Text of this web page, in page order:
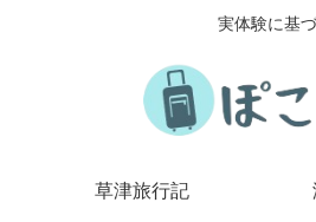
実体験に基
草津旅行記